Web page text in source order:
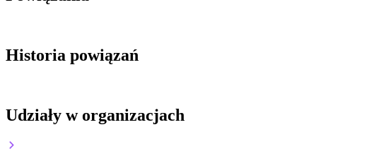
Historia powiązań
Udziały w organizacjach